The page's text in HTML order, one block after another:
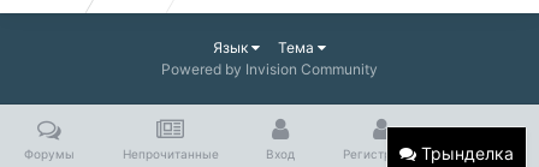
Трынделка
Язык
Тема
Powered by Invision Community
Форумы Непрочитанные Вход Регистрация Больше